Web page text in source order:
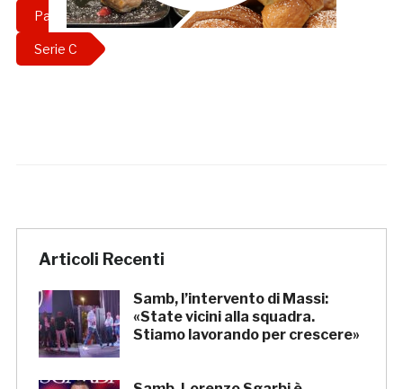
Padova posticipo Samb
Serie C
Articoli Recenti
Samb, l’intervento di Massi:
«State vicini alla squadra.
Stiamo lavorando per crescere»